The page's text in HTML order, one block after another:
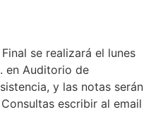
se realizará el lunes
en Auditorio de
y las notas serán
escribir al email